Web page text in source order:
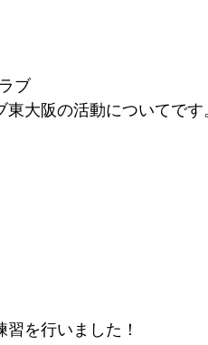
ブ
大阪の活動についてです
を行いました！